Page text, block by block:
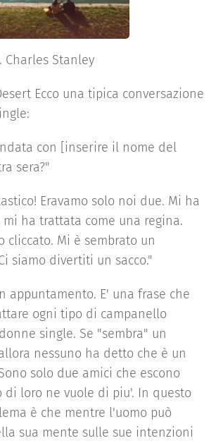
Charles Stanley
Ecco una tipica conversazione
con [inserire il nome del
sera?"
Eravamo solo noi due. Mi ha
mi ha trattata come una regina.
cliccato. Mi è sembrato un
siamo divertiti un sacco."
appuntamento. E' una frase che
ogni tipo di campanello
single. Se "sembra" un
nessuno ha detto che è un
solo due amici che escono
di loro ne vuole di piu'. In questo
è che mentre l'uomo può
sua mente sulle sue intenzioni